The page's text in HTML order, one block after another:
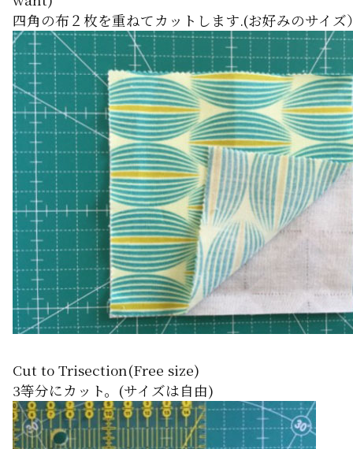
四角の布２枚を重ねてカットします.(お好みのサイズ
Cut to Trisection(Free size)
3等分にカット。(サイズは自由)